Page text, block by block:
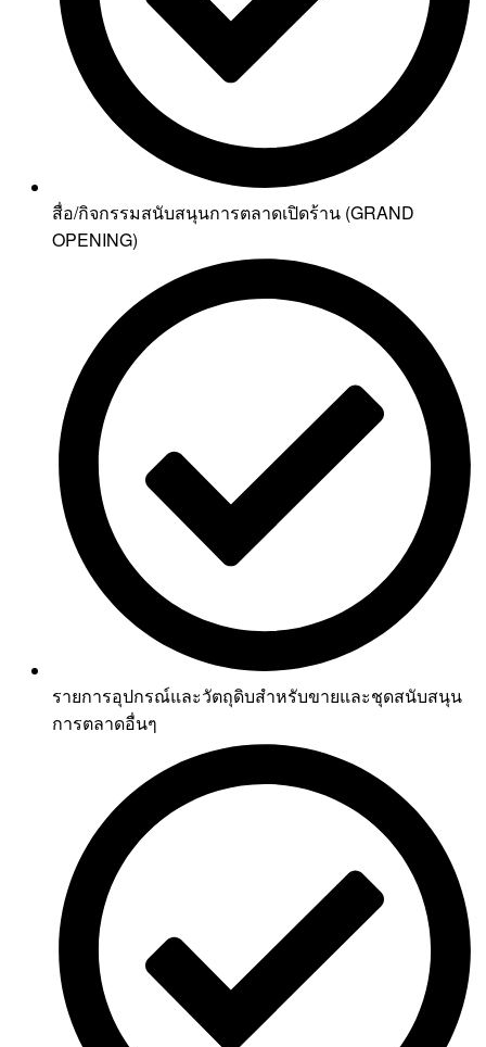
สื่อ/กิจกรรมสนับสนุนการตลาดเปิดร้าน (GRAND
OPENING)
รายการอุปกรณ์และวัตถุดิบสำหรับขายและชุดสนับสนุน
การตลาดอื่นๆ